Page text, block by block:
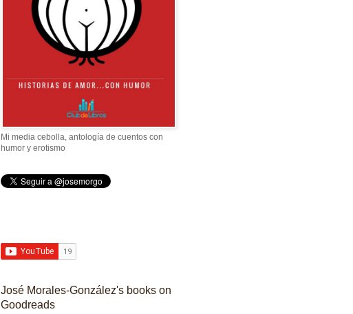
Mi media cebolla, antología de cuentos con
humor y erotismo
José Morales-González's books on
Goodreads